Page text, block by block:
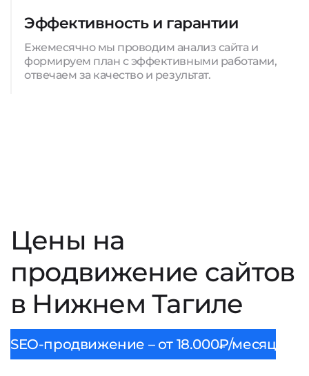
Эффективность и гарантии
Ежемесячно мы проводим анализ сайта и
формируем план с эффективными работами,
отвечаем за качество и результат.
Цены на
продвижение сайтов
в Нижнем Тагиле
SEO-продвижение – от 18.000₽/месяц